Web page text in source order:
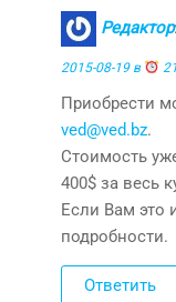
Редактор:
2015-08-19 в
Приобрести
ved@ved.bz.
Стоимость
400$ за весь
Если Вам это
подробности.
Ответить